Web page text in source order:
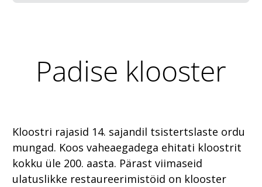
Padise klooster
Kloostri rajasid 14. sajandil tsistertslaste ordu
mungad. Koos vaheaegadega ehitati kloostrit
kokku üle 200. aasta. Pärast viimaseid
ulatuslikke restaureerimistöid on klooster